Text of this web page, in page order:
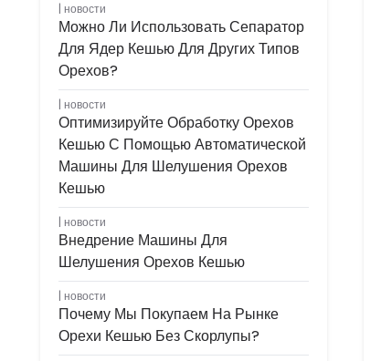
новости
Можно Ли Использовать Сепаратор
Для Ядер Кешью Для Других Типов
Орехов?
новости
Оптимизируйте Обработку Орехов
Кешью С Помощью Автоматической
Машины Для Шелушения Орехов
Кешью
новости
Внедрение Машины Для
Шелушения Орехов Кешью
новости
Почему Мы Покупаем На Рынке
Орехи Кешью Без Скорлупы?